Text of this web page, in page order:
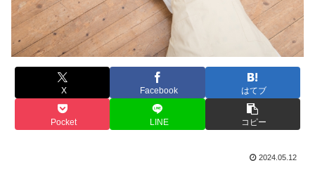
X Facebook はてブ
Pocket LINE コピー
2024.05.12